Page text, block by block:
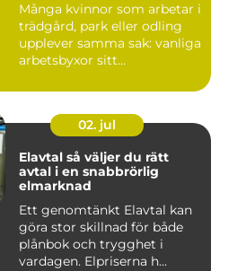
Många kvinnor som arbetar i
trädgård, park eller odling
upplever samma sak: vanliga
arbetsbyxor sitt...
02. jul
Elavtal så väljer du rätt
avtal i en snabbrörlig
elmarknad
Ett genomtänkt Elavtal kan
göra stor skillnad för både
plånbok och trygghet i
vardagen. Elpriserna h...